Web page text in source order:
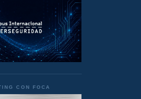
CON FOCA